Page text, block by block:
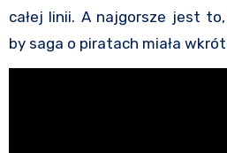
całej linii. A najgorsze jest
by saga o piratach miała